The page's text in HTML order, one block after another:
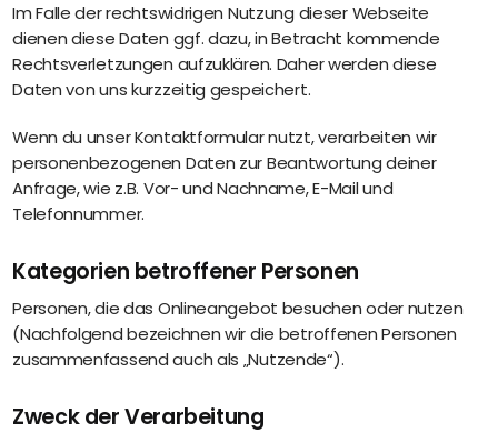
Im Falle der rechtswidrigen Nutzung dieser Webseite
dienen diese Daten ggf. dazu, in Betracht kommende
Rechtsverletzungen aufzuklären. Daher werden diese
Daten von uns kurzzeitig gespeichert.
Wenn du unser Kontaktformular nutzt, verarbeiten wir
personenbezogenen Daten zur Beantwortung deiner
Anfrage, wie z.B. Vor- und Nachname, E-Mail und
Telefonnummer.
Kategorien betroffener Personen
Personen, die das Onlineangebot besuchen oder nutzen
(Nachfolgend bezeichnen wir die betroffenen Personen
zusammenfassend auch als „Nutzende“).
Zweck der Verarbeitung